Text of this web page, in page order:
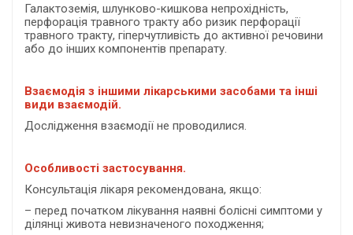
Галактоземія, шлунково-кишкова непрохідність,
перфорація травного тракту або ризик перфорації
травного тракту, гіперчутливість до активної речовини
або до інших компонентів препарату.
Взаємодія з іншими лікарськими засобами та інші
види взаємодій.
Дослідження взаємодії не проводилися.
Особливості застосування.
Консультація лікаря рекомендована, якщо:
– перед початком лікування наявні болісні симптоми у
ділянці живота невизначеного походження;